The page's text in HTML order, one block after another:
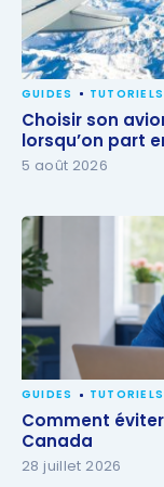
Choisir son
lorsqu’on part
GUIDES TUTORIELS
Choisir son
lorsqu’on part
5 août 2026
Comment
Canada
GUIDES TUTORIELS
Comment
Canada
28 juillet 2026